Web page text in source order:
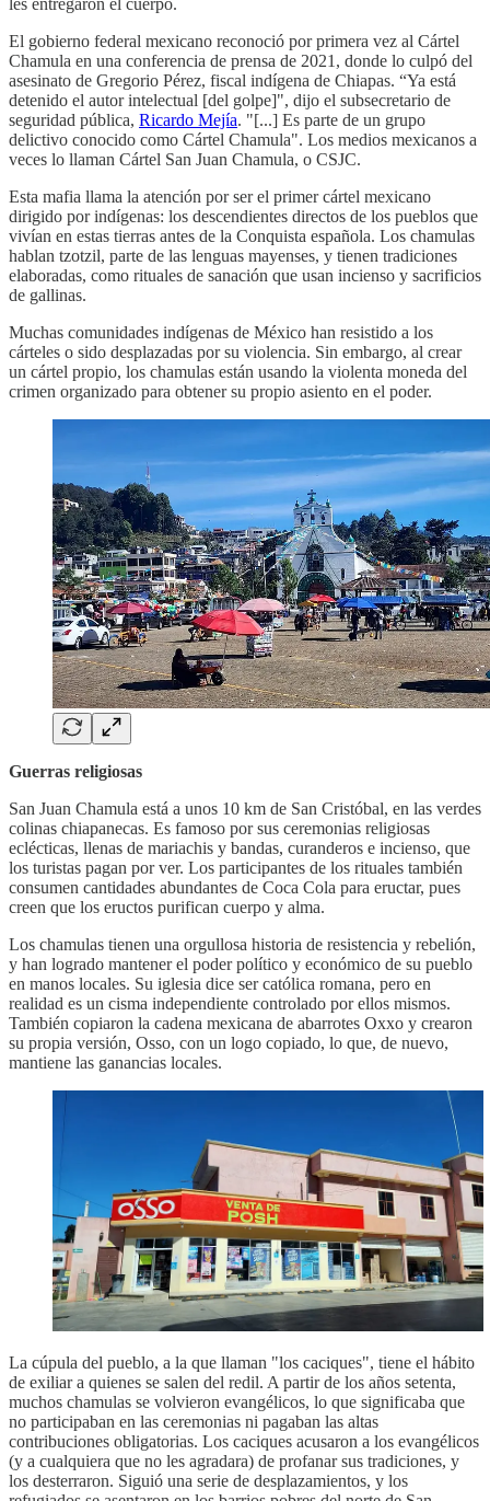
El gobierno federal mexicano reconoció por primera vez al Cártel
Chamula en una conferencia de prensa de 2021, donde lo culpó del
asesinato de Gregorio Pérez, fiscal indígena de Chiapas. “Ya está
detenido el autor intelectual [del golpe]", dijo el subsecretario de
seguridad pública, Ricardo Mejía. "[...] Es parte de un grupo
delictivo conocido como Cártel Chamula". Los medios mexicanos a
veces lo llaman Cártel San Juan Chamula, o CSJC.
Esta mafia llama la atención por ser el primer cártel mexicano
dirigido por indígenas: los descendientes directos de los pueblos que
vivían en estas tierras antes de la Conquista española. Los chamulas
hablan tzotzil, parte de las lenguas mayenses, y tienen tradiciones
elaboradas, como rituales de sanación que usan incienso y sacrificios
de gallinas.
Muchas comunidades indígenas de México han resistido a los
cárteles o sido desplazadas por su violencia. Sin embargo, al crear
un cártel propio, los chamulas están usando la violenta moneda del
crimen organizado para obtener su propio asiento en el poder.
Guerras religiosas
San Juan Chamula está a unos 10 km de San Cristóbal, en las verdes
colinas chiapanecas. Es famoso por sus ceremonias religiosas
eclécticas, llenas de mariachis y bandas, curanderos e incienso, que
los turistas pagan por ver. Los participantes de los rituales también
consumen cantidades abundantes de Coca Cola para eructar, pues
creen que los eructos purifican cuerpo y alma.
Los chamulas tienen una orgullosa historia de resistencia y rebelión,
y han logrado mantener el poder político y económico de su pueblo
en manos locales. Su iglesia dice ser católica romana, pero en
realidad es un cisma independiente controlado por ellos mismos.
También copiaron la cadena mexicana de abarrotes Oxxo y crearon
su propia versión, Osso, con un logo copiado, lo que, de nuevo,
mantiene las ganancias locales.
La cúpula del pueblo, a la que llaman "los caciques", tiene el hábito
de exiliar a quienes se salen del redil. A partir de los años setenta,
muchos chamulas se volvieron evangélicos, lo que significaba que
no participaban en las ceremonias ni pagaban las altas
contribuciones obligatorias. Los caciques acusaron a los evangélicos
(y a cualquiera que no les agradara) de profanar sus tradiciones, y
los desterraron. Siguió una serie de desplazamientos, y los